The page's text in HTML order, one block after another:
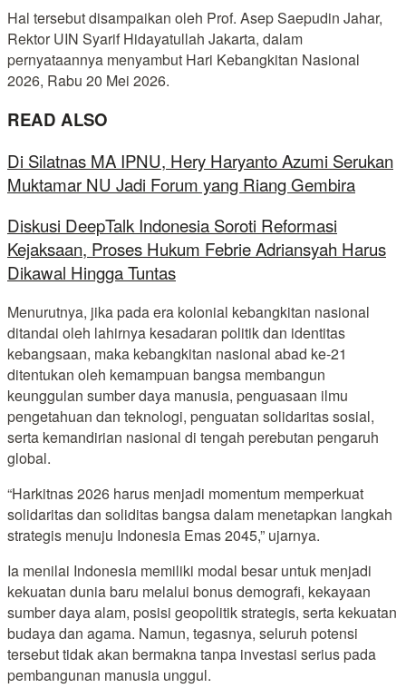
Hal tersebut disampaikan oleh Prof. Asep Saepudin Jahar,
Rektor UIN Syarif Hidayatullah Jakarta, dalam
pernyataannya menyambut Hari Kebangkitan Nasional
2026, Rabu 20 Mei 2026.
READ ALSO
Di Silatnas MA IPNU, Hery Haryanto Azumi Serukan
Muktamar NU Jadi Forum yang Riang Gembira
Diskusi DeepTalk Indonesia Soroti Reformasi
Kejaksaan, Proses Hukum Febrie Adriansyah Harus
Dikawal Hingga Tuntas
Menurutnya, jika pada era kolonial kebangkitan nasional
ditandai oleh lahirnya kesadaran politik dan identitas
kebangsaan, maka kebangkitan nasional abad ke-21
ditentukan oleh kemampuan bangsa membangun
keunggulan sumber daya manusia, penguasaan ilmu
pengetahuan dan teknologi, penguatan solidaritas sosial,
serta kemandirian nasional di tengah perebutan pengaruh
global.
“Harkitnas 2026 harus menjadi momentum memperkuat
solidaritas dan soliditas bangsa dalam menetapkan langkah
strategis menuju Indonesia Emas 2045,” ujarnya.
Ia menilai Indonesia memiliki modal besar untuk menjadi
kekuatan dunia baru melalui bonus demografi, kekayaan
sumber daya alam, posisi geopolitik strategis, serta kekuatan
budaya dan agama. Namun, tegasnya, seluruh potensi
tersebut tidak akan bermakna tanpa investasi serius pada
pembangunan manusia unggul.